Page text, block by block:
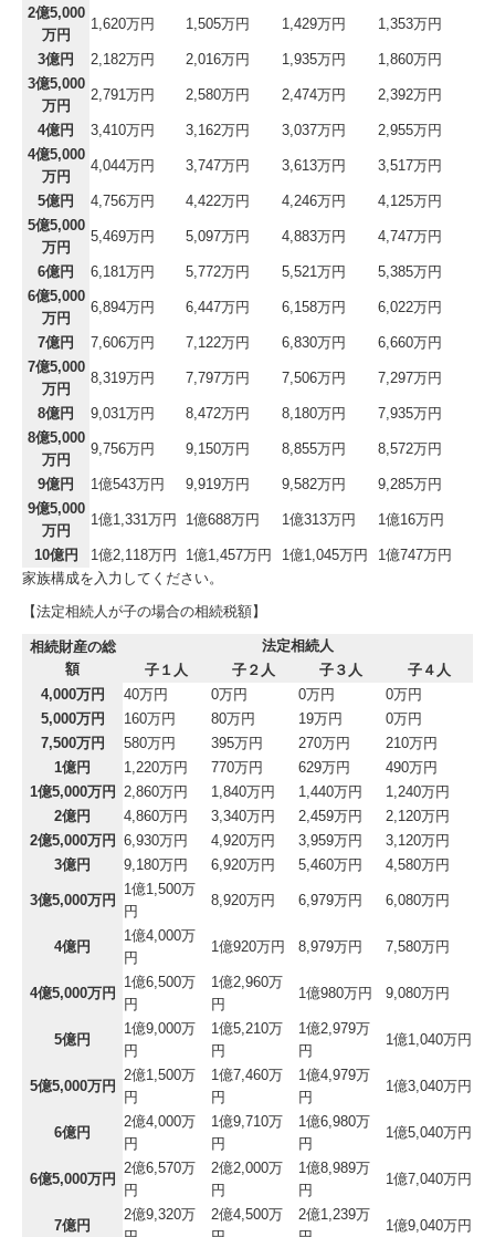
2億5,000
万円
1,620万円 1,505万円 1,429万円 1,353万円
3億円 2,182万円 2,016万円 1,935万円
1,860万円
3億5,000
万円
2,791万円 2,580万円 2,474万円 2,392万円
4億円 3,410万円 3,162万円 3,037万円
2,955万円
4億5,000
万円
4,044万円 3,747万円 3,613万円 3,517万円
5億円 4,756万円 4,422万円 4,246万円
4,125万円
5億5,000
万円
5,469万円 5,097万円 4,883万円 4,747万円
6億円 6,181万円 5,772万円 5,521万円
5,385万円
6億5,000
万円
6,894万円 6,447万円 6,158万円 6,022万円
7億円 7,606万円 7,122万円 6,830万円
6,660万円
7億5,000
万円
8,319万円 7,797万円 7,506万円 7,297万円
8億円 9,031万円 8,472万円 8,180万円
7,935万円
8億5,000
万円
9,756万円 9,150万円 8,855万円 8,572万円
9億円 1億543万円 9,919万円 9,582万円
9,285万円
9億5,000
万円
1億1,331万円 1億688万円 1億313万円 1億16万円
10億円 1億2,118万円 1億1,457万円 1億1,045万円
1億747万円
家族構成を入力してください。
【法定相続人が子の場合の相続税額】
相続財産の総
額
法定相続人
子１人
子２人 子３人
子４人
4,000万円
40万円 0万円 0万円
0万円
5,000万円
160万円 80万円 19万円
0万円
7,500万円
580万円 395万円 270万円
210万円
1億円
1,220万円 770万円 629万円
490万円
1億5,000万円 2,860万円 1,840万円 1,440万円
1,240万円
2億円
4,860万円 3,340万円 2,459万円
2,120万円
2億5,000万円 6,930万円 4,920万円 3,959万円
3,120万円
3億円
9,180万円 6,920万円 5,460万円 4,580万円
3億5,000万円
1億1,500万
円
8,920万円 6,979万円 6,080万円
4億円
1億4,000万
円
1億920万円 8,979万円 7,580万円
4億5,000万円
1億6,500万
円
1億2,960万
円
1億980万円 9,080万円
5億円
1億9,000万
円
1億5,210万
円
1億2,979万
円
1億1,040万円
5億5,000万円
2億1,500万
円
1億7,460万
円
1億4,979万
円
1億3,040万円
6億円
2億4,000万
円
1億9,710万
円
1億6,980万
円
1億5,040万円
6億5,000万円
2億6,570万
円
2億2,000万
円
1億8,989万
円
1億7,040万円
7億円
2億9,320万
2億4,500万
2億1,239万
1億9,040万円